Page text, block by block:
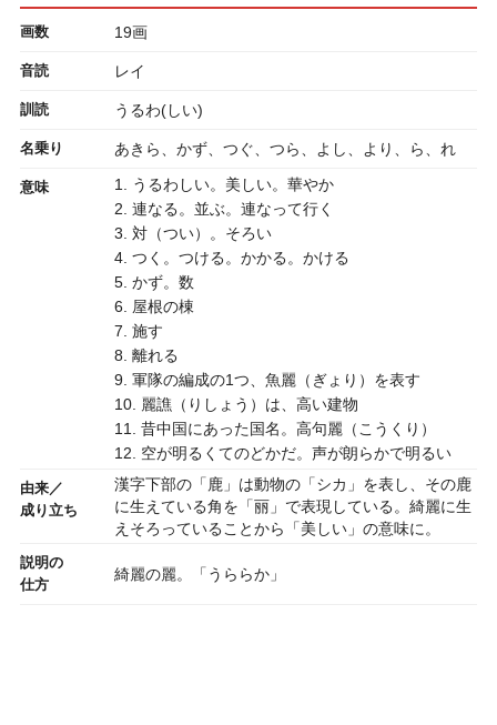
画数 19画
音読 レイ
訓読 うるわ(しい)
名乗り あきら、かず、つぐ、つら、よし、より、ら、れ
意味
1. うるわしい。美しい。華やか
2. 連なる。並ぶ。連なって行く
3. 対（つい）。そろい
4. つく。つける。かかる。かける
5. かず。数
6. 屋根の棟
7. 施す
8. 離れる
9. 軍隊の編成の1つ、魚麗（ぎょり）を表す
10. 麗譙（りしょう）は、高い建物
11. 昔中国にあった国名。高句麗（こうくり）
12. 空が明るくてのどかだ。声が朗らかで明るい
由来／
成り立ち
漢字下部の「鹿」は動物の「シカ」を表し、その鹿
に生えている角を「丽」で表現している。綺麗に生
えそろっていることから「美しい」の意味に。
説明の
仕方
綺麗の麗。「うららか」